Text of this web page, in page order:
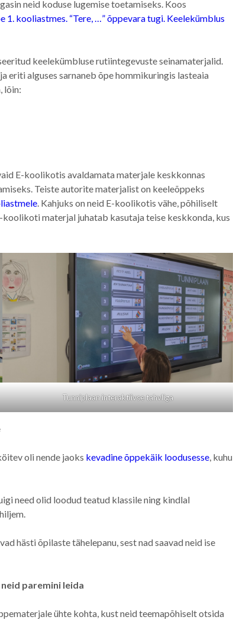
neid koduse lugemise toetamiseks. Koos
1. kooliastmes. “Tere, …” õppevara tugi. Keelekümblus
keelekümbluse rutiintegevuste seinamaterjalid.
eriti alguses sarnaneb õpe hommikuringis lasteaia
lõin:
E-koolikotis avaldamata materjale keskkonnas
Teiste autorite materjalist on keeleõppeks
. Kahjuks on neid E-koolikotis vähe, põhiliselt
materjal juhatab kasutaja teise keskkonda, kus
Tunniplaan interaktiivse tahvliga
oli nende jaoks kevadine õppekäik loodusesse, kuhu
need olid loodud teatud klassile ning kindlal
hästi õpilaste tähelepanu, sest nad saavad neid ise
paremini leida
ühte kohta, kust neid teemapõhiselt otsida